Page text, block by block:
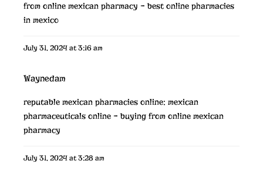
from online mexican pharmacy – best online pharmacies
in mexico
July 31, 2024 at 3:16 am
Waynedam
reputable mexican pharmacies online: mexican
pharmaceuticals online – buying from online mexican
pharmacy
July 31, 2024 at 3:28 am